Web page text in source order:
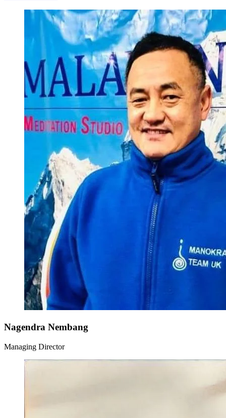
Nagendra Nembang
Managing Director